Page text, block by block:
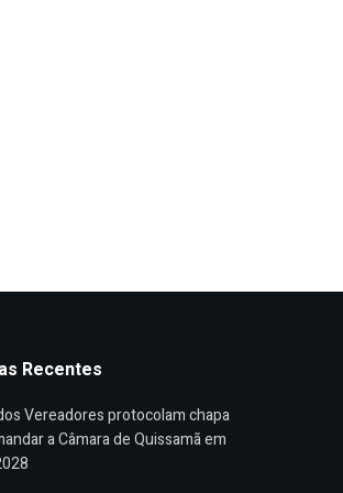
Recentes
Vereadores protocolam chapa
a Câmara de Quissamã em